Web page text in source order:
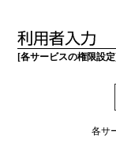
[各サービスの権限設定]
各サ